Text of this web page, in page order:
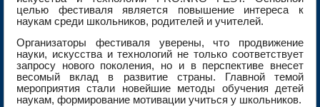
целью фестиваля является повышение интереса к
наукам среди школьников, родителей и учителей.
Организаторы фестиваля уверены, что продвижение
науки, искусства и технологий не только соответствует
запросу нового поколения, но и в перспективе внесет
весомый вклад в развитие страны. Главной темой
мероприятия стали новейшие методы обучения детей
наукам, формирование мотивации учиться у школьников.